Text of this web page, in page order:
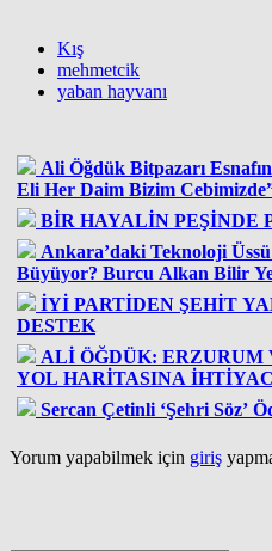
Kış
mehmetcik
yaban hayvanı
Ali Öğdük Bitpazarı
Eli Her Daim Bizim
BİR HAYALİN PEŞİNDE
Ankara’daki Teknoloji
Büyüyor? Burcu Alkan Bilir
İYİ PARTİDEN ŞEHİT
DESTEK
ALİ ÖĞDÜK: ERZURUM
YOL HARİTASINA
Sercan Çetinli ‘Şehri Söz’
Yorum yapabilmek için giriş